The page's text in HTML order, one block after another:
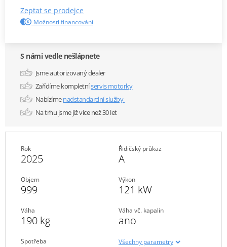
Zeptat se prodejce
Možnosti financování
S námi vedle nešlápnete
Jsme autorizovaný dealer
Zařídíme kompletníservis motorky
Nabízímenadstandardní služby
Na trhu jsme již více než 30 let
Rok
2025
Řidičský průkaz
A
Objem
999
Výkon
121 kW
Váha
190 kg
Váha vč. kapalin
ano
Spotřeba Všechny parametry